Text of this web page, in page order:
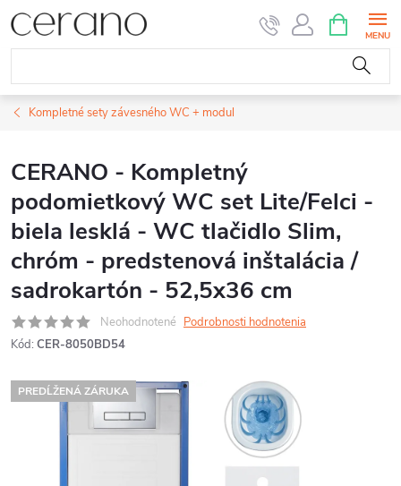
Prejsť
na
obsah
KOŠÍK
Kompletné sety závesného WC + modul
CERANO - Kompletný
podomietkový WC set Lite/Felci -
biela lesklá - WC tlačidlo Slim,
chróm - predstenová inštalácia /
sadrokartón - 52,5x36 cm
Neohodnotené Podrobnosti hodnotenia
Kód: CER-8050BD54
PREDĹŽENÁ ZÁRUKA